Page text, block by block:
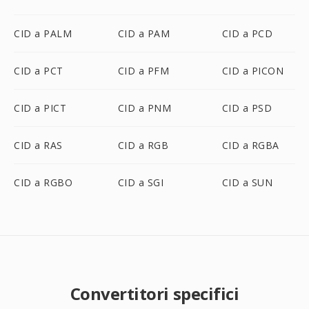
CID a PALM CID a PAM CID a PCD
CID a PCT CID a PFM CID a PICON
CID a PICT CID a PNM CID a PSD
CID a RAS CID a RGB CID a RGBA
CID a RGBO CID a SGI CID a SUN
Convertitori specifici